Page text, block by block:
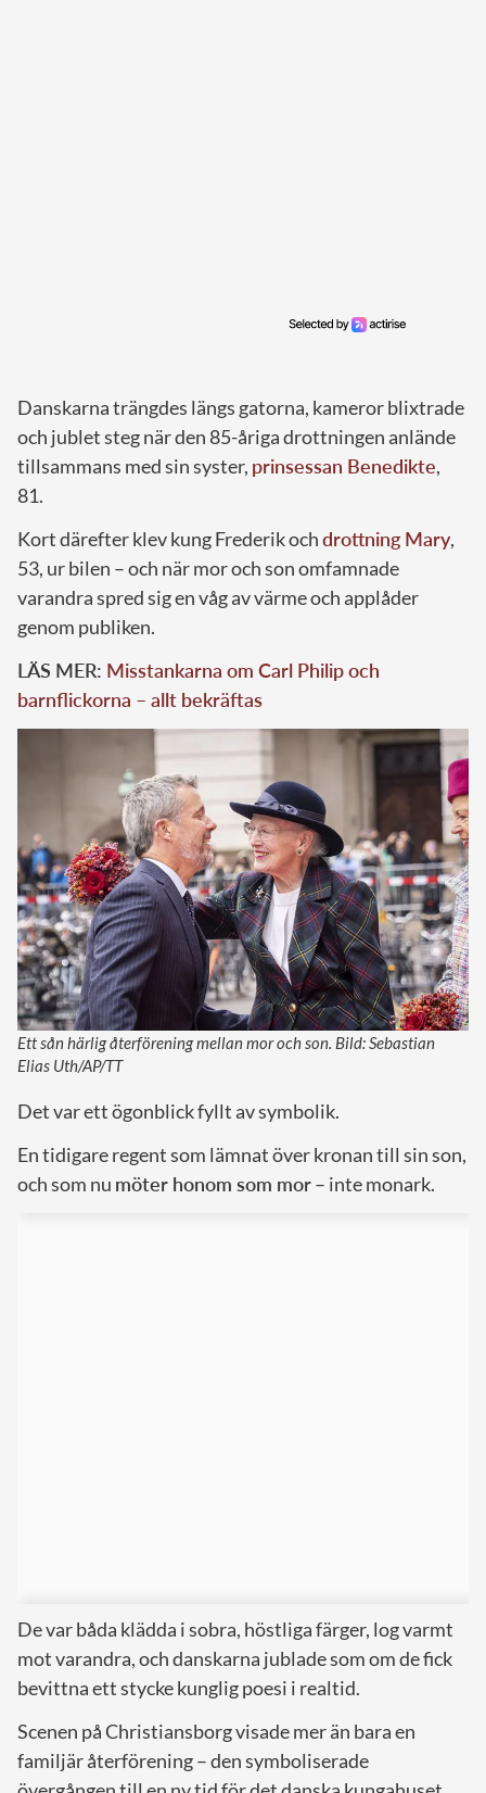
Danskarna trängdes längs gatorna, kameror blixtrade
och jublet steg när den 85-åriga drottningen anlände
tillsammans med sin syster, prinsessan Benedikte,
81.
Kort därefter klev kung Frederik ochdrottning Mary,
53, ur bilen – och när mor och son omfamnade
varandra spred sig en våg av värme och applåder
genom publiken.
LÄS MER: Misstankarna om Carl Philip och
barnflickorna – allt bekräftas
Ett sån härlig återförening mellan mor och son. Bild: Sebastian
Elias Uth/AP/TT
Det var ett ögonblick fyllt av symbolik.
En tidigare regent som lämnat över kronan till sin son,
och som nu möter honom som mor– inte monark.
De var båda klädda i sobra, höstliga färger, log varmt
mot varandra, och danskarna jublade som om de fick
bevittna ett stycke kunglig poesi i realtid.
Scenen på Christiansborg visade mer än bara en
familjär återförening – den symboliserade